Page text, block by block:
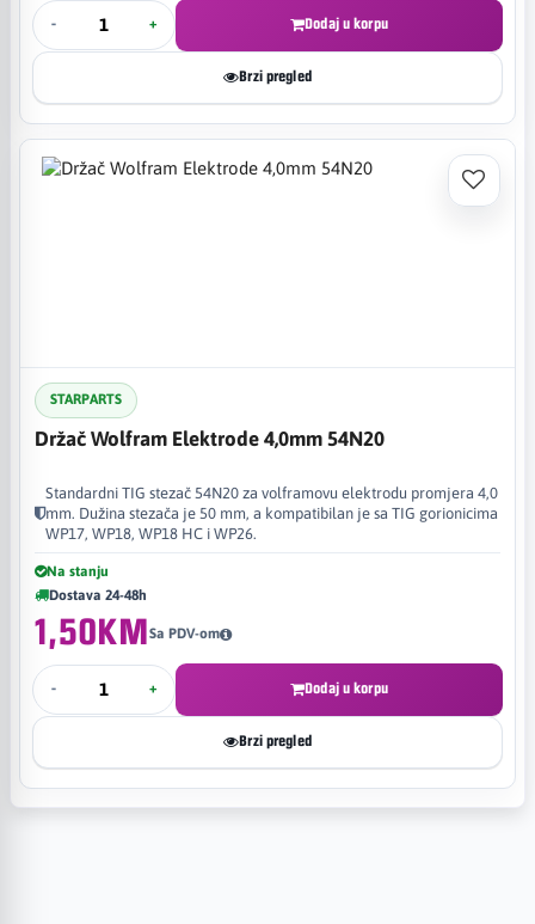
- + Dodaj u korpu
Brzi pregled
STARPARTS
Držač Wolfram Elektrode 4,0mm 54N20
Standardni TIG stezač 54N20 za volframovu elektrodu promjera 4,0
mm. Dužina stezača je 50 mm, a kompatibilan je sa TIG gorionicima
WP17, WP18, WP18 HC i WP26.
Na stanju
Dostava 24-48h
1,50KMSa PDV-om
- + Dodaj u korpu
Brzi pregled